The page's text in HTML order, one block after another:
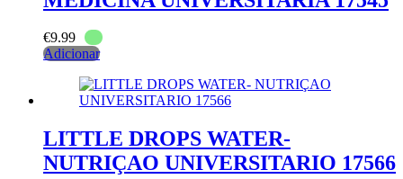
€9.99
Adicionar
LITTLE DROPS WATER-
NUTRIÇAO UNIVERSITARIO 17566